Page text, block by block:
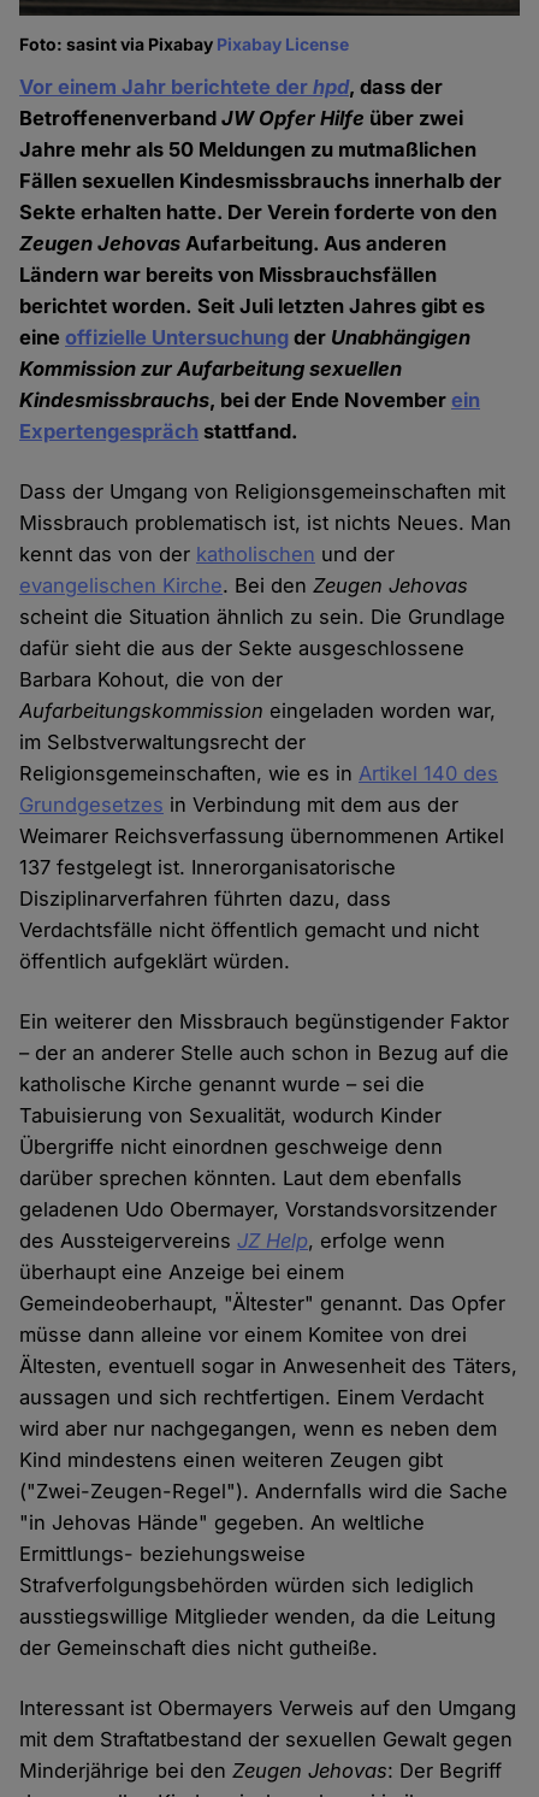
Foto: sasint via Pixabay Pixabay License
Vor einem Jahr berichtete derhpd, dass der
BetroffenenverbandJW Opfer Hilfe über zwei
Jahre mehr als 50 Meldungen zu mutmaßlichen
Fällen sexuellen Kindesmissbrauchs innerhalb der
Sekte erhalten hatte. Der Verein forderte von den
Zeugen Jehovas Aufarbeitung. Aus anderen
Ländern war bereits von Missbrauchsfällen
berichtet worden. Seit Juli letzten Jahres gibt es
eineoffizielle Untersuchung der Unabhängigen
Kommission zur Aufarbeitung sexuellen
Kindesmissbrauchs, bei der Ende Novemberein
Expertengespräch stattfand.
Dass der Umgang von Religionsgemeinschaften mit
Missbrauch problematisch ist, ist nichts Neues. Man
kennt das von der katholischen und der
evangelischen Kirche. Bei denZeugen Jehovas
scheint die Situation ähnlich zu sein. Die Grundlage
dafür sieht die aus der Sekte ausgeschlossene
Barbara Kohout, die von der
Aufarbeitungskommission eingeladen worden war,
im Selbstverwaltungsrecht der
Religionsgemeinschaften, wie es inArtikel 140 des
Grundgesetzes in Verbindung mit dem aus der
Weimarer Reichsverfassung übernommenen Artikel
137 festgelegt ist. Innerorganisatorische
Disziplinarverfahren führten dazu, dass
Verdachtsfälle nicht öffentlich gemacht und nicht
öffentlich aufgeklärt würden.
Ein weiterer den Missbrauch begünstigender Faktor
– der an anderer Stelle auch schon in Bezug auf die
katholische Kirche genannt wurde – sei die
Tabuisierung von Sexualität, wodurch Kinder
Übergriffe nicht einordnen geschweige denn
darüber sprechen könnten. Laut dem ebenfalls
geladenen Udo Obermayer, Vorstandsvorsitzender
des AussteigervereinsJZ Help, erfolge wenn
überhaupt eine Anzeige bei einem
Gemeindeoberhaupt, "Ältester" genannt. Das Opfer
müsse dann alleine vor einem Komitee von drei
Ältesten, eventuell sogar in Anwesenheit des Täters,
aussagen und sich rechtfertigen. Einem Verdacht
wird aber nur nachgegangen, wenn es neben dem
Kind mindestens einen weiteren Zeugen gibt
("Zwei-Zeugen-Regel"). Andernfalls wird die Sache
"in Jehovas Hände" gegeben. An weltliche
Ermittlungs- beziehungsweise
Strafverfolgungsbehörden würden sich lediglich
ausstiegswillige Mitglieder wenden, da die Leitung
der Gemeinschaft dies nicht gutheiße.
Interessant ist Obermayers Verweis auf den Umgang
mit dem Straftatbestand der sexuellen Gewalt gegen
Minderjährige bei denZeugen Jehovas: Der Begriff